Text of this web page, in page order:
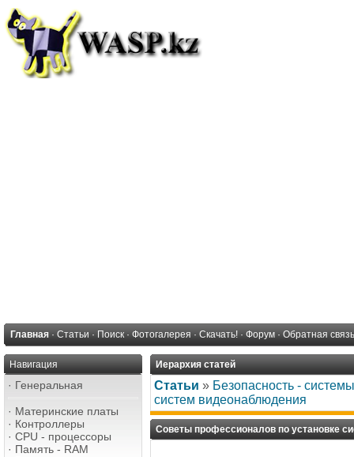
Главная · Статьи · Поиск · Фотогалерея · Скачать! · Форум · Обратная связь
Навигация
· Генеральная
· Материнские платы
· Контроллеры
· CPU - процессоры
· Память - RAM
Иерархия статей
Статьи » Безопасность - системы
систем видеонаблюдения
Советы профессионалов по установке